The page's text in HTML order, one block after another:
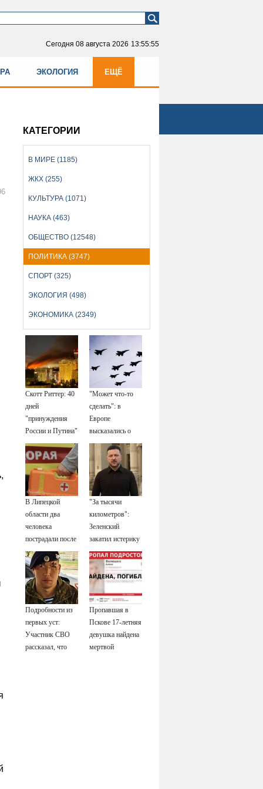
Сегодня 08 августа 2026 13:55:56
ЭКОЛОГИЯ ЕЩЁ
КАТЕГОРИИ
В МИРЕ (1185)
ЖКХ (255)
КУЛЬТУРА (1071)
НАУКА (463)
ОБЩЕСТВО (12548)
ПОЛИТИКА (3747)
СПОРТ (325)
ЭКОЛОГИЯ (498)
ЭКОНОМИКА (2349)
Скотт Риттер: 40
дней
"принуждения
России и Путина"
резко приблизили
крах режима
Зеленского
"Может что-то
сделать": в
Европе
высказались о
нападении России
В Липецкой
области два
человека
пострадали после
падения БПЛА
"За тысячи
километров":
Зеленский
закатил истерику
Западу после
ночного удара
Подробности из
первых уст:
Участник СВО
рассказал, что
Пропавшая в
Пскове 17-летняя
девушка найдена
мертвой